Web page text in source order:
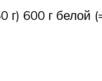
600 г белой